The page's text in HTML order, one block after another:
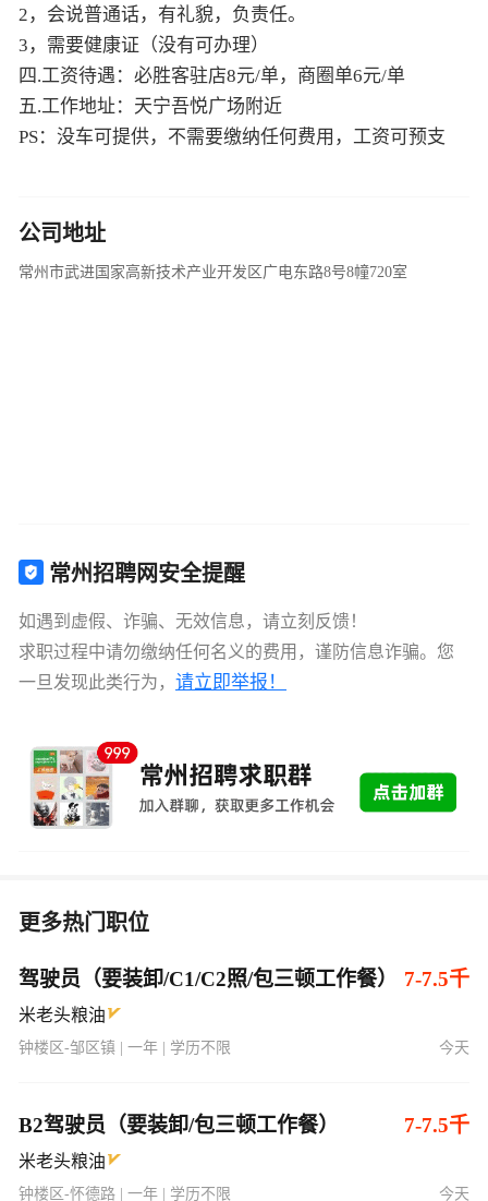
2，会说普通话，有礼貌，负责任。
3，需要健康证（没有可办理）
四.工资待遇：必胜客驻店8元/单，商圈单6元/单
五.工作地址：天宁吾悦广场附近
PS：没车可提供，不需要缴纳任何费用，工资可预支
公司地址
常州市武进国家高新技术产业开发区广电东路8号8幢720室
常州招聘网安全提醒
如遇到虚假、诈骗、无效信息，请立刻反馈！
求职过程中请勿缴纳任何名义的费用，谨防信息诈骗。您
一旦发现此类行为， 请立即举报！
更多热门职位
驾驶员（要装卸/C1/C2照/包三顿工作餐） 7-7.5千
米老头粮油
钟楼区-邹区镇 | 一年 | 学历不限 今天
B2驾驶员（要装卸/包三顿工作餐） 7-7.5千
米老头粮油
钟楼区-怀德路 | 一年 | 学历不限 今天